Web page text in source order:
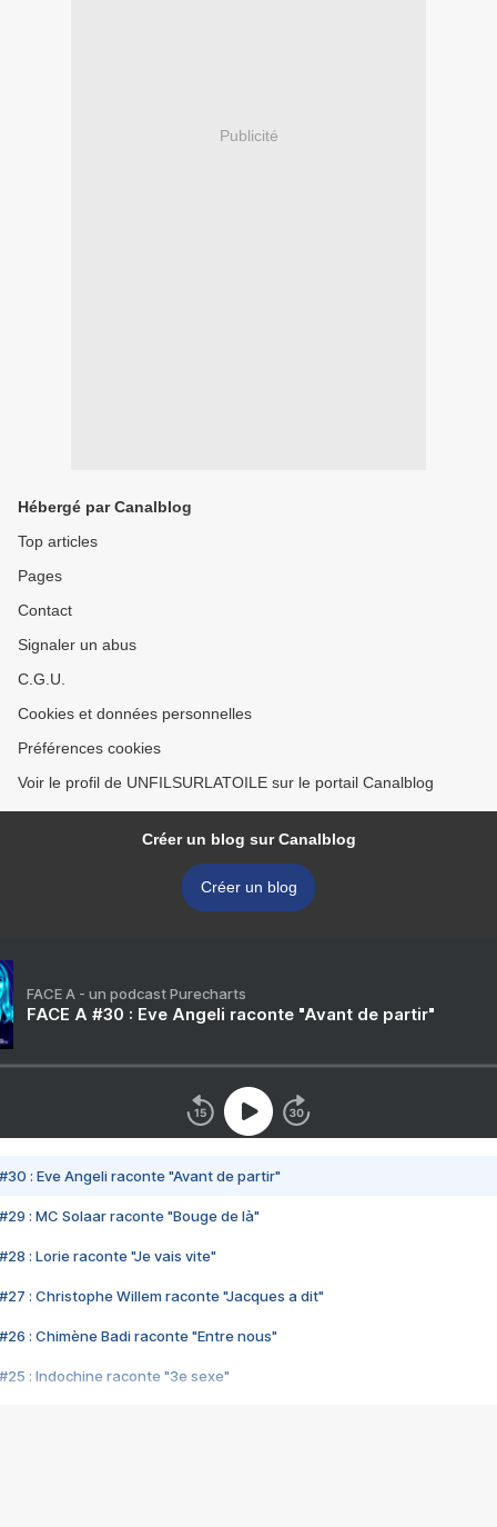
Publicité
Hébergé par Canalblog
Top articles
Pages
Contact
Signaler un abus
C.G.U.
Cookies et données personnelles
Préférences cookies
Voir le profil de UNFILSURLATOILE sur le portail Canalblog
Créer un blog sur Canalblog
Créer un blog
FACE A - un podcast Purecharts
FACE A #30 : Eve Angeli raconte "Avant de partir"
#30 : Eve Angeli raconte "Avant de partir"
#29 : MC Solaar raconte "Bouge de là"
#28 : Lorie raconte "Je vais vite"
#27 : Christophe Willem raconte "Jacques a dit"
#26 : Chimène Badi raconte "Entre nous"
#25 : Indochine raconte "3e sexe"